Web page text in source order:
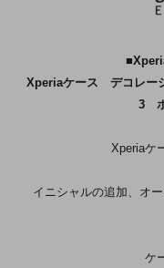
Xperiaケース デコレー
3 ホ
Xperiaケ
イニシャルの追加、オ
ケ